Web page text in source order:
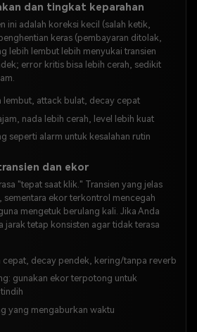
dan tingkat keparahan
ini adalah koreksi kecil (salah ketik,
keras (pembayaran ditolak,
lebih lembut lebih menyukai transien
error kritis bisa lebih cerah, sedikit
lembut, attack bulat, decay cepat
nada lebih cerah, level lebih kuat
seperti alarm untuk kesalahan rutin
dan ekor
"tepat saat klik." Transien yang jelas
sementara ekor terkontrol mencegah
mengetuk berulang kali. Jika Anda
jarak tetap konsisten agar tidak terasa
cepat, decay pendek, kering/tanpa reverb
gunakan ekor terpotong untuk
yang mengaburkan waktu